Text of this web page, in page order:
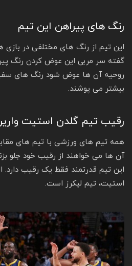
رنگ های پیراهن این تیم
این تیم از رنگ های مختلفی در بازی
گفته سر مربی این عوض کردن رنگ
روحیه آن ها عوض شود رنگ های
بیشتر می پوشند.
رقیب تیم گلدن استیت
همه تیم های ورزشی با تیم های
آن ها می خواهند از رقیب خود جلو
این تیم قدرتمند فقط یک رقیب دارد.
استیت، تیم لیکرز است.